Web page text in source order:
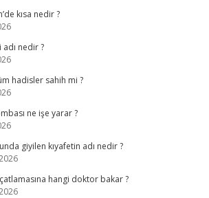
kısa nedir ?
adı nedir ?
hadisler sahih mi ?
ne işe yarar ?
giyilen kıyafetin adı nedir ?
hangi doktor bakar ?